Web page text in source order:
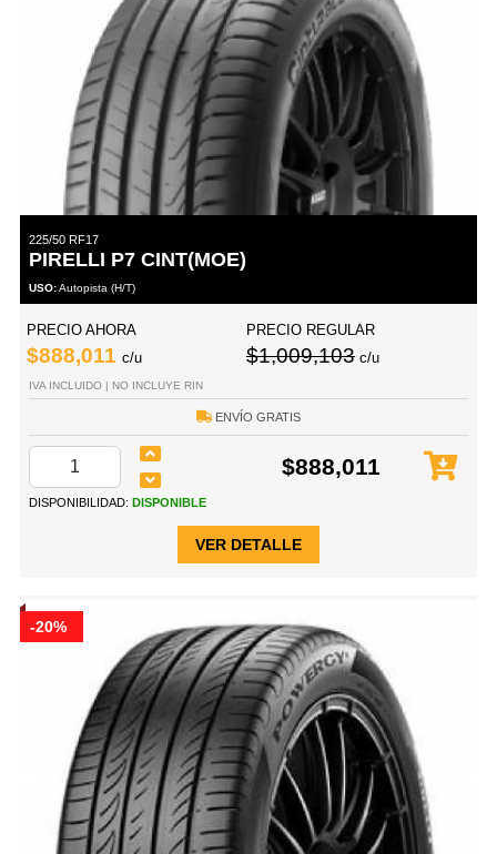
225/50 RF17
PIRELLI P7 CINT(MOE)
USO:Autopista (H/T)
PRECIO AHORA
$888,011 c/u
PRECIO REGULAR
$1,009,103 c/u
IVA INCLUIDO | NO INCLUYE RIN
ENVÍO GRATIS
$888,011
DISPONIBILIDAD: DISPONIBLE
VER DETALLE
-20%